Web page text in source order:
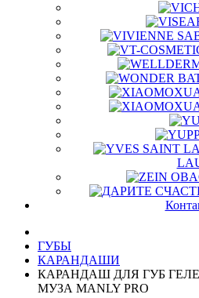
ГУБЫ
КАРАНДАШИ
КАРАНДАШ ДЛЯ ГУБ
МУЗА MANLY PRO